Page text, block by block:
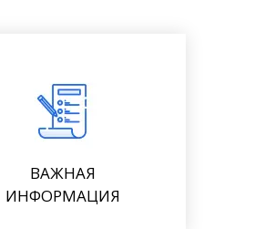
ВАЖНАЯ
ИНФОРМАЦИЯ